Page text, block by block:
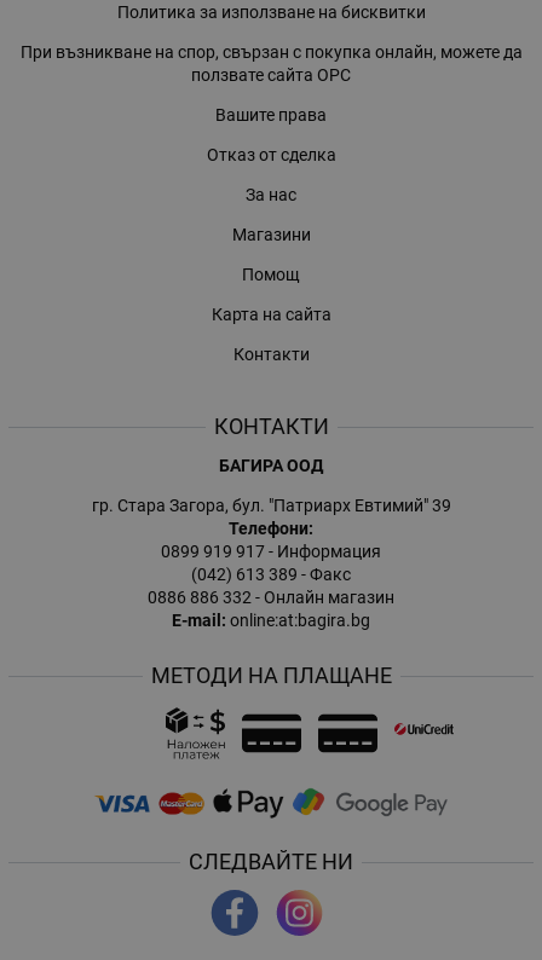
Политика за използване на бисквитки
При възникване на спор, свързан с покупка онлайн, можете да
ползвате сайта ОРС
Вашите права
Отказ от сделка
За нас
Магазини
Помощ
Карта на сайта
Контакти
КОНТАКТИ
БАГИРА ООД
гр. Стара Загора, бул. "Патриарх Евтимий" 39
Телефони:
0899 919 917- Информация
(042) 613 389 - Факс
0886 886 332 - Онлайн магазин
E-mail: online:at:bagira.bg
МЕТОДИ НА ПЛАЩАНЕ
СЛЕДВАЙТЕ НИ